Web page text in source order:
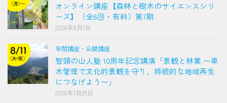
オンライン講座【森林と樹木のサイエンスシリ
ーズ】（全6回・有料）第7期
2026年8月7日
年間講座・公開講座
智頭の山人塾 10周年記念講演「景観と林業 〜単
木管理で文化的景観を守り、持続的な地域再生
につなげよう〜」
2026年7月29日